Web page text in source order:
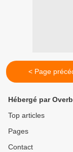
< Page
Hébergé par
Top articles
Pages
Contact